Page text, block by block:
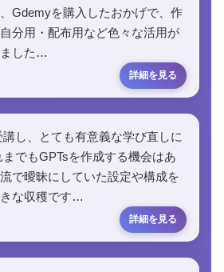
Gdemyを購入したおかげで、作
分用・配布用など色々な活用が
した…
し、とても有意義な学び直しに
でもGPTsを作成する機会はあ
で曖昧にしていた設定や構成を
な収穫です…